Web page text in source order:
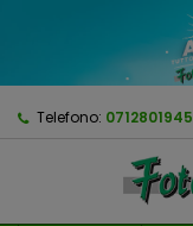
Telefono: 0712801945